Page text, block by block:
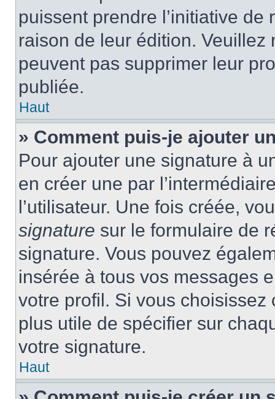
puissent prendre l’initiative
raison de leur édition.
peuvent pas supprimer leur
publiée.
Haut
» Comment puis-je ajouter
Pour ajouter une signature à
en créer une par
l’utilisateur. Une fois créée,
signature sur le formulaire de
signature. Vous pouvez
insérée à tous vos messages
votre profil. Si vous
plus utile de spécifier sur
votre signature.
Haut